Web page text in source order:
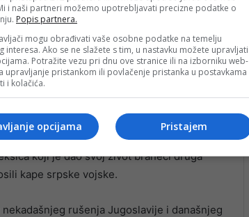
Da vas mi zaboravimo. Mi koji
zemlju, naglašavajući da Bosanci
jer je Bosna željela mir i Jugoslaviju.
u najtežim trenucima izabrali stranu
koji su izabrali Bosnu i ljiljane umjesto
koji je dao svoj život braneći druga
kape srpske vojske.
rušenja Jugoslavije i današnjeg
i naši partneri možemo upotrebljavati precizne podatke o
Popis partnera.
mogu obrađivati vaše osobne podatke na temelju
interesa. Ako se ne slažete s tim, u nastavku možete upravljati
Potražite vezu pri dnu ove stranice ili na izborniku web-
upravljanje pristankom ili povlačenje pristanka u postavkama
i kolačića.
Pristajem
opcijama